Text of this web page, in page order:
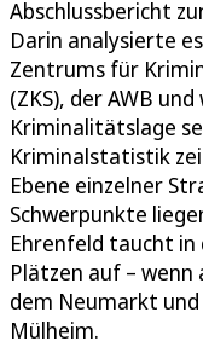
Abschlussbericht
Darin analysierte
Zentrums für
(ZKS), der AWB
Kriminalitätslage
Kriminalstatistik
Ebene einzelner
Schwerpunkte
Ehrenfeld taucht
Plätzen auf –
dem Neumarkt
Mülheim.